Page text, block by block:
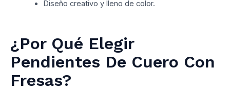
Diseño creativo y lleno de color.
¿Por Qué Elegir
Pendientes De Cuero Con
Fresas?